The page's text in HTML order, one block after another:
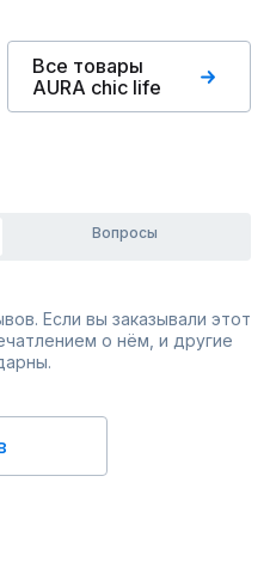
Все товары
AURA chic life
Вопросы
Если вы заказывали этот
о нём, и другие